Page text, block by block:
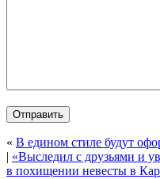
« В едином стиле будут
| «Выследил с друзьями и
в похищении невесты в